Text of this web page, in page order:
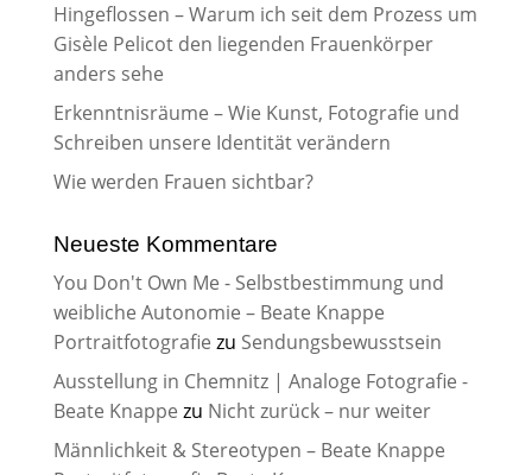
Hingeflossen – Warum ich seit dem Prozess um
Gisèle Pelicot den liegenden Frauenkörper
anders sehe
Erkenntnisräume – Wie Kunst, Fotografie und
Schreiben unsere Identität verändern
Wie werden Frauen sichtbar?
Neueste Kommentare
You Don't Own Me - Selbstbestimmung und
weibliche Autonomie – Beate Knappe
Portraitfotografie zu Sendungsbewusstsein
Ausstellung in Chemnitz | Analoge Fotografie -
Beate Knappe zu Nicht zurück – nur weiter
Männlichkeit & Stereotypen – Beate Knappe